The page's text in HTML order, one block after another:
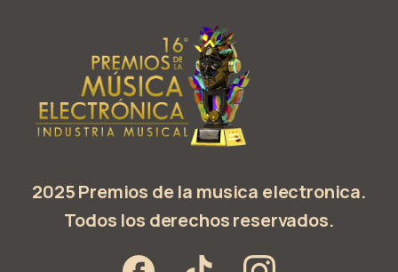
2025 Premios de la musica electronica.
Todos los derechos reservados.